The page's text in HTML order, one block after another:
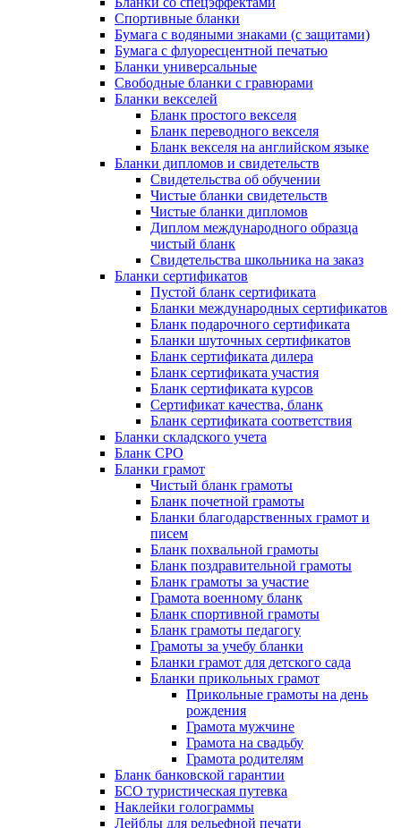
Спортивные бланки
Бумага с водяными знаками (с защитами)
Бумага с флуоресцентной печатью
Бланки универсальные
Свободные бланки с гравюрами
Бланки векселей
Бланк простого векселя
Бланк переводного векселя
Бланк векселя на английском языке
Бланки дипломов и свидетельств
Свидетельства об обучении
Чистые бланки свидетельств
Чистые бланки дипломов
Диплом международного образца
чистый бланк
Свидетельства школьника на заказ
Бланки сертификатов
Пустой бланк сертификата
Бланки международных сертификатов
Бланк подарочного сертификата
Бланки шуточных сертификатов
Бланк сертификата дилера
Бланк сертификата участия
Бланк сертификата курсов
Сертификат качества, бланк
Бланк сертификата соответствия
Бланки складского учета
Бланк СРО
Бланки грамот
Чистый бланк грамоты
Бланк почетной грамоты
Бланки благодарственных грамот и
писем
Бланк похвальной грамоты
Бланк поздравительной грамоты
Бланк грамоты за участие
Грамота военному бланк
Бланк спортивной грамоты
Бланк грамоты педагогу
Грамоты за учебу бланки
Бланки грамот для детского сада
Бланки прикольных грамот
Прикольные грамоты на день
рождения
Грамота мужчине
Грамота на свадьбу
Грамота родителям
Бланк банковской гарантии
БСО туристическая путевка
Наклейки голограммы
Лейблы для рельефной печати